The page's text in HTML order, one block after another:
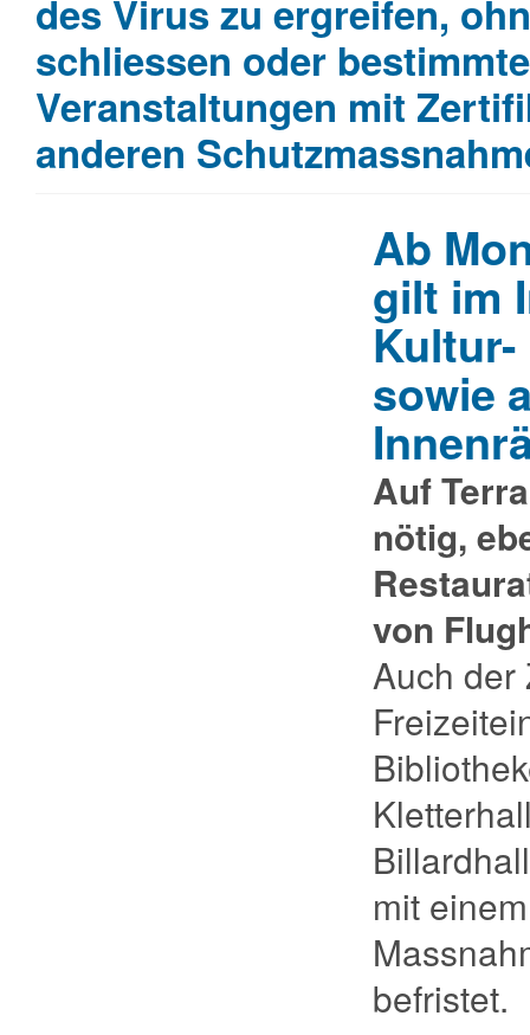
des Virus zu ergreifen,
schliessen oder
Veranstaltungen mit
anderen
Ab
gilt im
sowie
Auf
nötig,
von
Auch der
mit
befristet.